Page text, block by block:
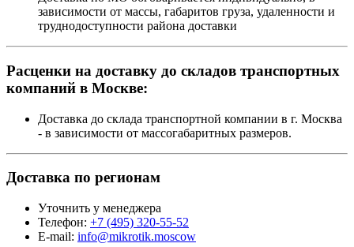
зависимости от массы, габаритов груза, удаленности и
труднодоступности района доставки
Расценки на доставку до складов транспортных
компаний в Москве:
Доставка до склада транспортной компании в г. Москва
- в зависимости от массогабаритных размеров.
Доставка по регионам
Уточнить у менеджера
Телефон: +7 (495) 320-55-52
E-mail: info@mikrotik.moscow